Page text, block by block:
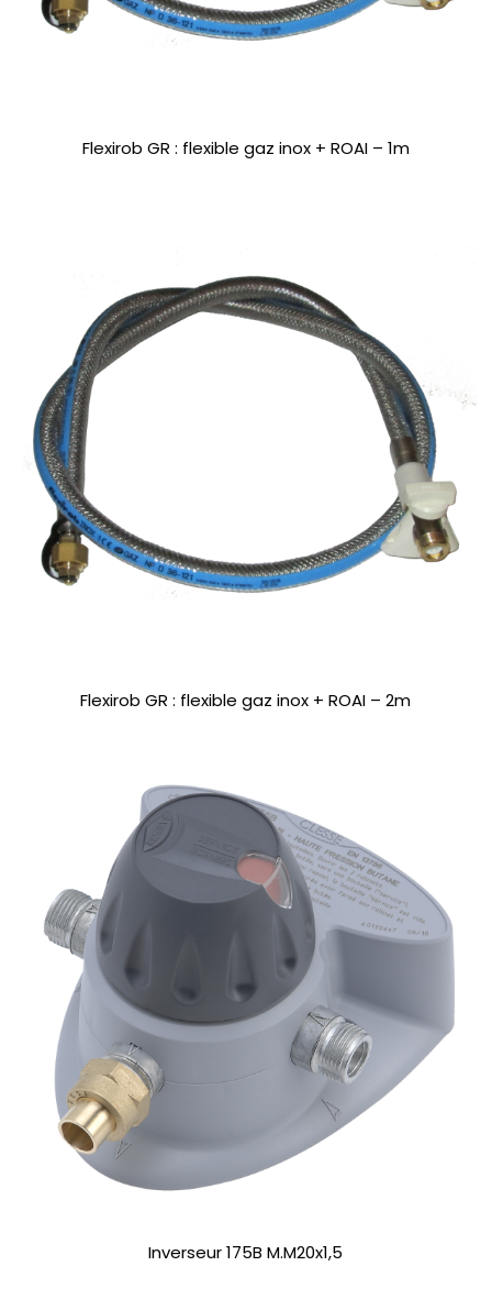
Flexirob GR : flexible gaz inox + ROAI – 1m
Flexirob GR : flexible gaz inox + ROAI – 2m
Inverseur 175B M.M20x1,5